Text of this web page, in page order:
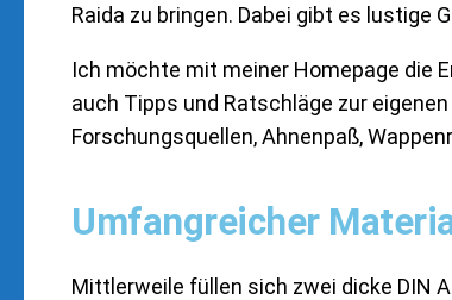
Raida zu bringen. Dabei gibt es lustige
Ich möchte mit meiner Homepage die
auch Tipps und Ratschläge zur
Forschungsquellen, Ahnenpaß,
Umfangreicher
Mittlerweile füllen sich zwei dicke DIN